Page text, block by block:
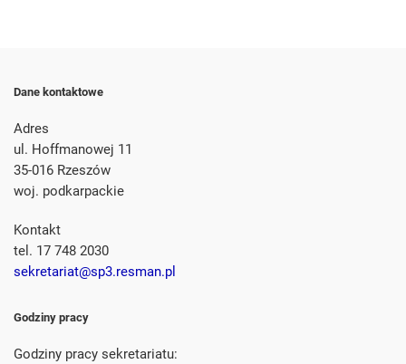
Dane kontaktowe
Adres
ul. Hoffmanowej 11
35-016 Rzeszów
woj. podkarpackie
Kontakt
tel. 17 748 2030
sekretariat@sp3.resman.pl
Godziny pracy
Godziny pracy sekretariatu: